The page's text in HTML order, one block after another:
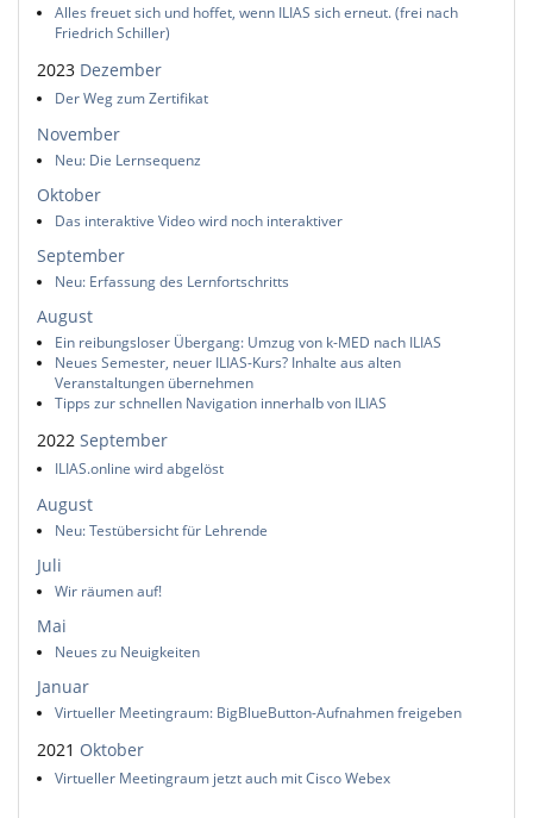
Alles freuet sich und hoffet, wenn ILIAS sich erneut. (frei nach
Friedrich Schiller)
2023 Dezember
Der Weg zum Zertifikat
November
Neu: Die Lernsequenz
Oktober
Das interaktive Video wird noch interaktiver
September
Neu: Erfassung des Lernfortschritts
August
Ein reibungsloser Übergang: Umzug von k-MED nach ILIAS
Neues Semester, neuer ILIAS-Kurs? Inhalte aus alten
Veranstaltungen übernehmen
Tipps zur schnellen Navigation innerhalb von ILIAS
2022 September
ILIAS.online wird abgelöst
August
Neu: Testübersicht für Lehrende
Juli
Wir räumen auf!
Mai
Neues zu Neuigkeiten
Januar
Virtueller Meetingraum: BigBlueButton-Aufnahmen freigeben
2021 Oktober
Virtueller Meetingraum jetzt auch mit Cisco Webex